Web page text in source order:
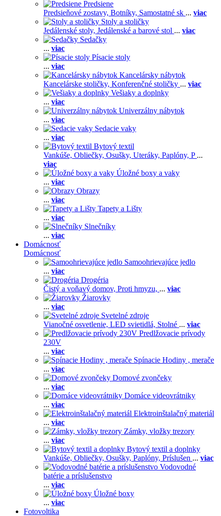
Predsiene
Predsieňové zostavy, Botníky, Samostatné sk ... viac
Stoly a stoličky
Jedálenské stoly, Jedálenské a barové stol ... viac
Sedačky
... viac
Písacie stoly
... viac
Kancelársky nábytok
Kancelárske stoličky, Konferenčné stoličky ... viac
Vešiaky a doplnky
... viac
Univerzálny nábytok
... viac
Sedacie vaky
... viac
Bytový textil
Vankúše, Obliečky, Osušky, Uteráky, Paplóny, P ...
viac
Úložné boxy a vaky
... viac
Obrazy
... viac
Tapety a Lišty
... viac
Slnečníky
... viac
Domácnosť
Domácnosť
Samoohrievajúce jedlo
... viac
Drogéria
Čistý a voňavý domov, Proti hmyzu, ... viac
Žiarovky
... viac
Svetelné zdroje
Vianočné osvetlenie, LED svietidlá, Stolné ... viac
Predlžovacie prívody
230V
... viac
Spínacie Hodiny , merače
... viac
Domové zvončeky
... viac
Domáce videovrátniky
... viac
Elektroinštalačný materiál
... viac
Zámky, vložky trezory
... viac
Bytový textil a doplnky
Vankúše, Obliečky, Osušky, Paplóny, Príslušen ... viac
Vodovodné
batérie a príslušenstvo
... viac
Úložné boxy
... viac
Fotovoltika